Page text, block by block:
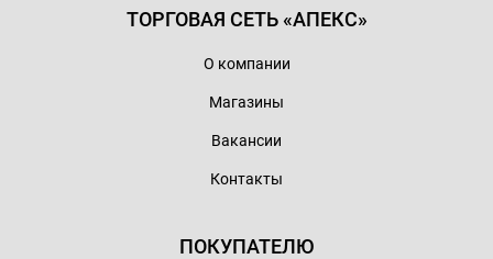
ТОРГОВАЯ СЕТЬ «АПЕКС»
О компании
Магазины
Вакансии
Контакты
ПОКУПАТЕЛЮ